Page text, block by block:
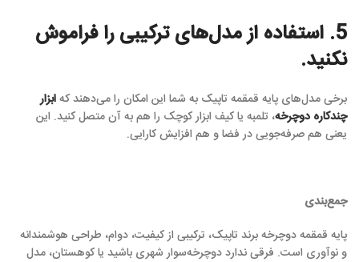
5. استفاده از مدل‌های ترکیبی را فراموش
نکنید.
برخی مدل‌های پایه قمقمه تاپیک به شما این امکان را می‌دهند کهابزار
چندکاره دوچرخه، تلمبه یا کیف ابزار کوچک را هم به آن متصل کنید. این
یعنی هم صرفه‌جویی در فضا و هم افزایش کارایی.
جمع‌بندی
پایه قمقمه دوچرخه برند تاپیک، ترکیبی از کیفیت، دوام، طراحی هوشمندانه
و نوآوری است. فرقی ندارد دوچرخه‌سوار شهری باشید یا کوهستان، مدل